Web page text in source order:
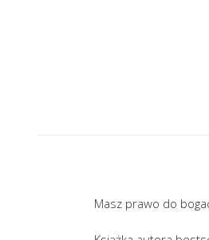
Masz prawo do